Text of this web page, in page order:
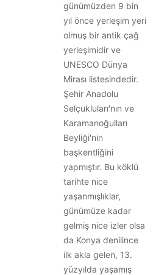
günümüzden 9 bin
yıl önce yerleşim yeri
olmuş bir antik çağ
yerleşimidir ve
UNESCO Dünya
Mirası listesindedir.
Şehir Anadolu
Selçukluları'nın ve
Karamanoğulları
Beyliği'nin
başkentliğini
yapmıştır. Bu köklü
tarihte nice
yaşanmışlıklar,
günümüze kadar
gelmiş nice izler olsa
da Konya denilince
ilk akla gelen, 13.
yüzyılda yaşamış